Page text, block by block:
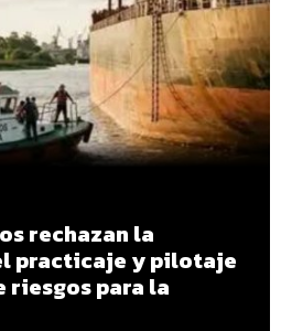
rechazan la
practicaje y pilotaje
para la